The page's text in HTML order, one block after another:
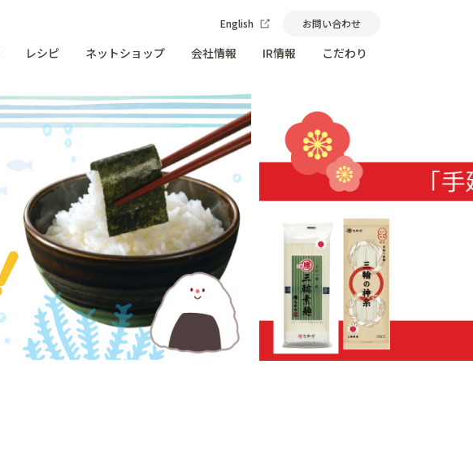
English お問い合わせ
レシピ ネットショップ 会社情報 IR情報 こだわり